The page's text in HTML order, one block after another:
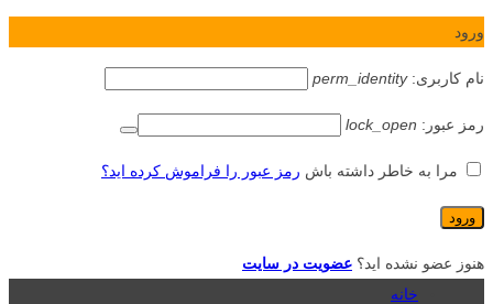
ورود
نام کاربری:perm_identity
رمز عبور: lock_open
مرا به خاطر داشته باش رمز عبور را فراموش کرده اید؟
هنوز عضو نشده اید؟ عضویت در سایت
خانه